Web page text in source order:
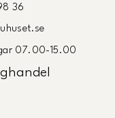
36
07.00-15.00